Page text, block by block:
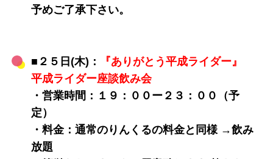
予めご了承下さい。
■２５日(木)：
『ありがとう平成ライダー』
平成ライダー座談飲み会
・営業時間：１９：００ー２３：００（予
定）
・料金：通常のりんくるの料金と同様 →飲み
放題